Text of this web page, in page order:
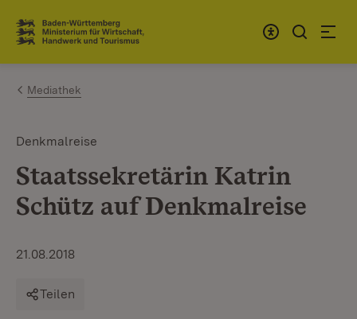
Zum Inhalt springen
Link zur Startseite
Mediathek
Denkmalreise
Staatssekretärin Katrin
Schütz auf Denkmalreise
21.08.2018
Teilen